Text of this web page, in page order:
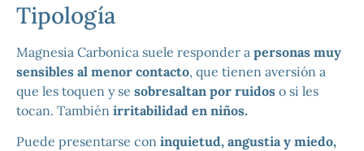
Tipología
Magnesia Carbonica suele responder a personas muy
sensibles al menor contacto, que tienen aversión a
que les toquen y se sobresaltan por ruidos o si les
tocan. También irritabilidad en niños.
Puede presentarse con inquietud, angustia y miedo,